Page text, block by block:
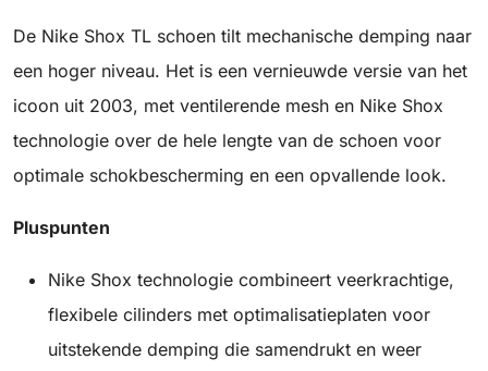
De Nike Shox TL schoen tilt mechanische demping naar
een hoger niveau. Het is een vernieuwde versie van het
icoon uit 2003, met ventilerende mesh en Nike Shox
technologie over de hele lengte van de schoen voor
optimale schokbescherming en een opvallende look.
Pluspunten
Nike Shox technologie combineert veerkrachtige,
flexibele cilinders met optimalisatieplaten voor
uitstekende demping die samendrukt en weer